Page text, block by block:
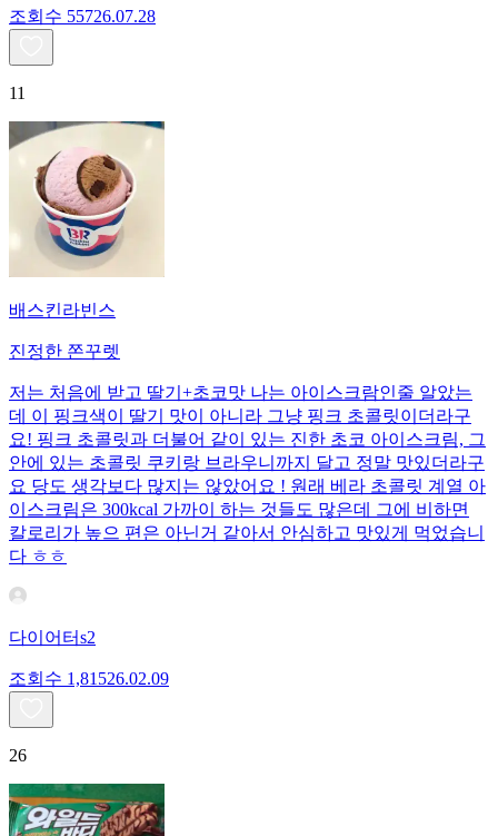
조회수 55726.07.28
11
배스킨라빈스
진정한 쫀꾸렛
저는 처음에 받고 딸기+초코맛 나는 아이스크람인줄 알았는
데 이 핑크색이 딸기 맛이 아니라 그냥 핑크 초콜릿이더라구
요! 핑크 초콜릿과 더불어 같이 있는 진한 초코 아이스크림, 그
안에 있는 초콜릿 쿠키랑 브라우니까지 달고 정말 맛있더라구
요 당도 생각보다 많지는 않았어요 ! 원래 베라 초콜릿 계열 아
이스크림은 300kcal 가까이 하는 것들도 많은데 그에 비하면
칼로리가 높으 편은 아닌거 같아서 안심하고 맛있게 먹었습니
다 ㅎㅎ
다이어터s2
조회수 1,81526.02.09
26